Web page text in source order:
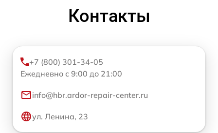
Контакты
+7 (800) 301-34-05
Ежедневно с 9:00 до 21:00
info@hbr.ardor-repair-center.ru
ул. Ленина, 23